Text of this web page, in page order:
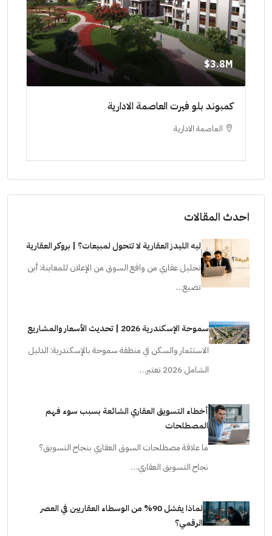
3.8M$
كمبوند بلو فيرت العاصمة الادارية
العاصمة الادارية
احدث المقالات
ليه الليدز العقارية لا تتحول لمبيعات؟ | بروكر العقارية
تحليل عقاري من واقع السوق من الإعلان للمعاينة: أين
تضيع…
سموحة الإسكندرية 2026 | تحديث الأسعار والمشاريع
الاستثمار والسكن في منطقة سموحة بالإسكندرية: الدليل
الشامل 2026 تعتبر…
أخطاء التسويق العقاري الشائعة بسبب سوء فهم
المصطلحات
ما علاقة مصطلحات السوق العقاري بنجاح التسويق؟
نجاح التسويق العقاري…
لماذا يفشل 90% من الوسطاء العقاريين في العصر
الرقمي؟